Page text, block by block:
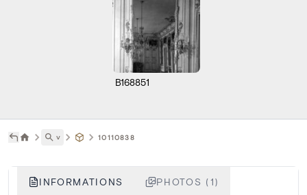
B168851
˅ 10110838
INFORMATIONS PHOTOS (1)